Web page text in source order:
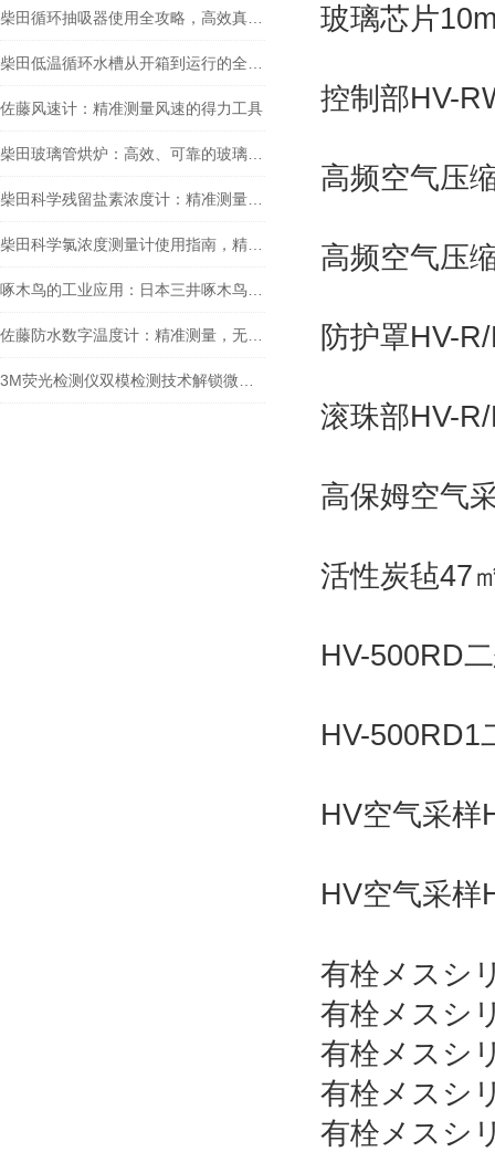
佐藤风速计：精准测量风速的得力工具
玻璃芯片
控制部HV-
高频空气压
高频空气压
防护罩HV-
滚珠部HV-
高保姆空气
活性炭毡47
HV-500RD
HV-500RD1
HV空气采样
HV空气采样
有栓メスシ
有栓メスシ
有栓メスシ
有栓メスシ
有栓メスシ